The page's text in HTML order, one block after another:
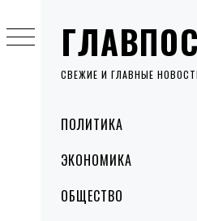
СВЕЖИЕ И ГЛАВНЫЕ
MenuПОЛИТИКА
ЭКОНОМИКА
ОБЩЕСТВО
to
content